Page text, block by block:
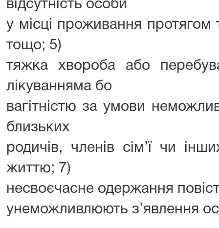
відсутність особи
у місці проживання протягом
тощо; 5)
тяжка хвороба або
лікуванняма бо
вагітністю за умови
близьких
родичів, членів сім’ї чи
життю; 7)
несвоєчасне одержання
унеможливлюють з’явлення